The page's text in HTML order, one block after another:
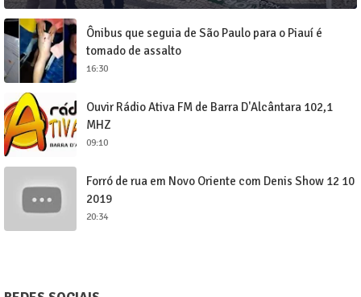
Ônibus que seguia de São Paulo para o Piauí é
tomado de assalto
16:30
Ouvir Rádio Ativa FM de Barra D'Alcântara 102,1
MHZ
09:10
Forró de rua em Novo Oriente com Denis Show 12 10
2019
20:34